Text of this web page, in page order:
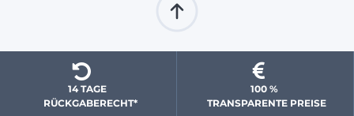
14 TAGE
  RÜCKGABERECHT*
100 %
TRANSPARENTE PREISE